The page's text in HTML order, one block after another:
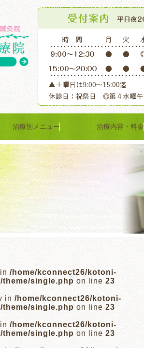
治療別メニュー 治療内容・料金
/home/kconnect26/kotoni-
single.php on line 23
in /home/kconnect26/kotoni-
single.php on line 23
/home/kconnect26/kotoni-
single.php on line 23